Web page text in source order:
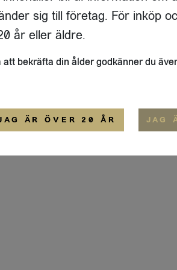
17 A
STOCKHOLM
OM
ALLMÄNNA
sig till företag. För inköp
år eller äldre.
att bekräfta din ålder godkänner du
ÄR ÖVER 20 ÅR JAG